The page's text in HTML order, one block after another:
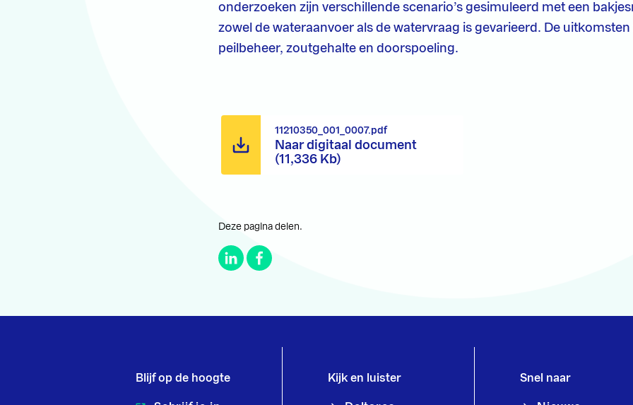
onderzoeken zijn verschillende scenario’s gesimuleerd met een
zowel de wateraanvoer als de watervraag is gevarieerd. De
peilbeheer, zoutgehalte en doorspoeling.
Naar digitaal document
(11,336 Kb)
11210350_001_0007.pdf
Deze pagina delen.
Blijf op de hoogte Kijk en luister Snel naar